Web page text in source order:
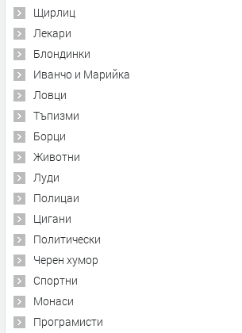
Щирлиц
Лекари
Блондинки
Иванчо и Марийка
Ловци
Тъпизми
Борци
Животни
Луди
Полицаи
Цигани
Политически
Черен хумор
Спортни
Монаси
Програмисти